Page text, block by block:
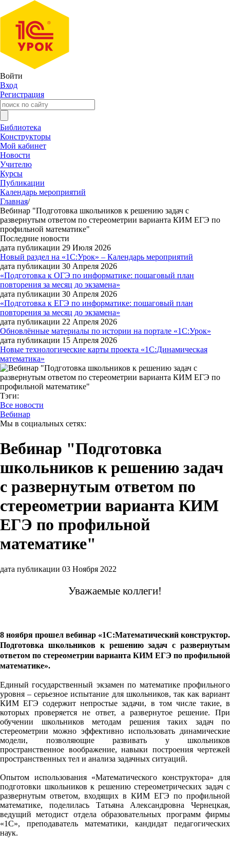
Войти
Вход
Регистрация
Библиотека
Конструкторы
Мой кабинет
Новости
Учителю
Курсы
Публикации
Календарь мероприятий
Главная/
Вебинар "Подготовка школьников к решению задач с
развернутым ответом по стереометрии варианта КИМ ЕГЭ по
профильной математике"
Последние новости
дата публикации 29 Июля 2026
Новый раздел на «1С:Урок» – Календарь мероприятий
дата публикации 30 Апреля 2026
«Подготовка к ОГЭ по информатике: пошаговый план
повторения за месяц до экзамена»
дата публикации 30 Апреля 2026
«Подготовка к ЕГЭ по информатике: пошаговый план
повторения за месяц до экзамена»
дата публикации 22 Апреля 2026
Обновлённые материалы по истории на портале «1С:Урок»
дата публикации 15 Апреля 2026
Новые технологические карты проекта «1С:Динамическая
математика»
Тэги:
Все новости
Вебинар
Мы в социальных сетях:
Вебинар "Подготовка
школьников к решению задач
с развернутым ответом по
стереометрии варианта КИМ
ЕГЭ по профильной
математике"
дата публикации 03 Ноября 2022
Уважаемые коллеги!
8 ноября прошел вебинар «1С:Математический конструктор.
Подготовка школьников к решению задач с развернутым
ответом по стереометрии варианта КИМ ЕГЭ по профильной
математике».
Единый государственный экзамен по математике профильного
уровня – серьезное испытание для школьников, так как вариант
КИМ ЕГЭ содержит непростые задачи, в том числе такие, в
которых проверяется не ответ, а развернутое решение. При
обучении школьников методам решения таких задач по
стереометрии можно эффективно использовать динамические
модели, позволяющие развивать у школьников
пространственное воображение, навыки построения чертежей
пространственных тел и анализа задачных ситуаций.
Опытом использования «Математического конструктора» для
подготовки школьников к решению стереометрических задач с
развернутым ответом, входящих в КИМ ЕГЭ по профильной
математике, поделилась Татьяна Александровна Чернецкая,
ведущий методист отдела образовательных программ фирмы
«1С», преподаватель математики, кандидат педагогических
наук.